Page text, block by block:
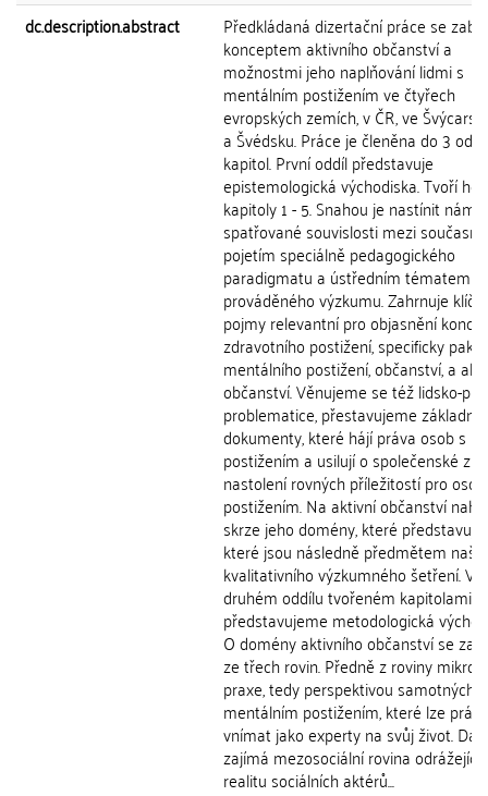
dc.description.abstract
Předkládaná dizertační práce se
konceptem aktivního občanství a
možnostmi jeho naplňování lidmi s
mentálním postižením ve čtyřech
evropských zemích, v ČR, ve
a Švédsku. Práce je členěna do 3
kapitol. První oddíl představuje
epistemologická východiska. Tvoří ho
kapitoly 1 - 5. Snahou je nastínit námi
spatřované souvislosti mezi
pojetím speciálně pedagogického
paradigmatu a ústředním tématem
prováděného výzkumu. Zahrnuje
pojmy relevantní pro objasnění
zdravotního postižení, specificky pak
mentálního postižení, občanství, a
občanství. Věnujeme se též lidsko-
problematice, přestavujeme základní
dokumenty, které hájí práva osob s
postižením a usilují o společenské
nastolení rovných příležitostí pro
postižením. Na aktivní občanství
skrze jeho domény, které
které jsou následně předmětem
kvalitativního výzkumného šetření. Ve
druhém oddílu tvořeném kapitolami
představujeme metodologická
O domény aktivního občanství se
ze třech rovin. Předně z roviny
praxe, tedy perspektivou samotných
mentálním postižením, které lze
vnímat jako experty na svůj život.
zajímá mezosociální rovina odrážející
realitu sociálních aktérů...